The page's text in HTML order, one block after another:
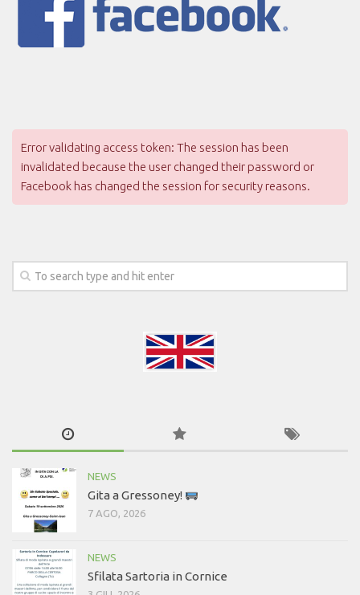
Error validating access token: The session has been
invalidated because the user changed their password or
Facebook has changed the session for security reasons.
NEWS
Gita a Gressoney!
7 AGO, 2026
NEWS
Sfilata Sartoria in Cornice